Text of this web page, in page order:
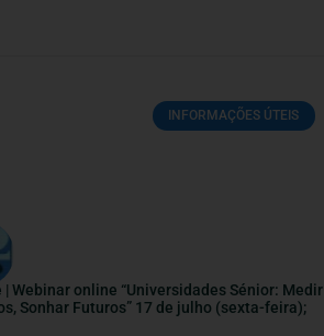
INFORMAÇÕES ÚTEIS
| Webinar online “Universidades Sénior: Medir
Sonhar Futuros” 17 de julho (sexta-feira);